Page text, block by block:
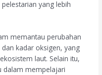
yang lebih
memantau perubahan
kadar oksigen, yang
laut. Selain itu,
dalam mempelajari